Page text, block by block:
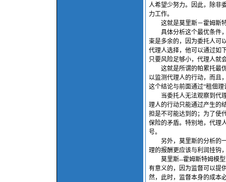
人希望少努力。因此，除非
力工作。
这就是莫里斯－霍姆斯特
具体分析这个最优条件，
束是多余的，因为委托人可
代理人选择，他可以通过如
只要风险足够小，代理人就
这就是所谓的帕累托最优
以监测代理人的行动，而且
这个结论与前面通过“租佃
当委托人无法观察到代理
理人的行动只能通过产生的
担是不可能达到的；为了使
保险的矛盾。特别地，代理
号。
另外，莫里斯的分析的一
理的报酬更应该与利润挂钩
莫里斯--霍姆斯特姆模型
有意义的，因为监督可以提
然，此时，监督本身的成本